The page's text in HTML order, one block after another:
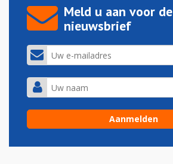
Meld u aan voor de
nieuwsbrief